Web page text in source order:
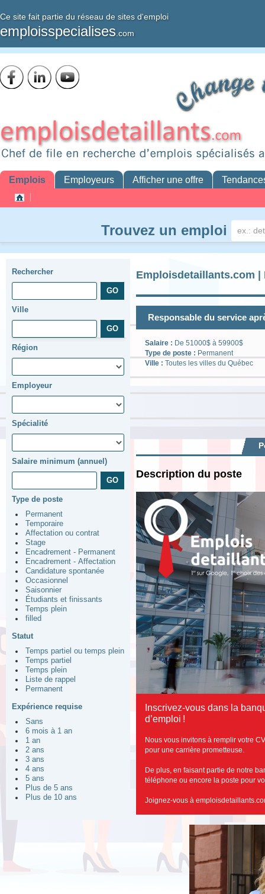
Ce site fait partie du réseau de sites d'emploi
emploisspecialises .com
Emplois Employeurs Afficher une offre
Trouvez un emploi
Rechercher
Ville
Région
Employeur
Spécialité
Salaire minimum (annuel)
Type de poste
Permanent
Temporaire
Affectation ou contrat
Stage
Encadrement - Permanent
Encadrement - Affectation
Candidature spontanée
Occasionnel
Saisonnier
Étudiants et finissants
Temps plein
filled
Statut
Temps partiel ou temps plein
Temps partiel
Temps plein
Liste de rappel
Permanent
Expérience requise
Sans
6 mois à 1 an
1 an
2 ans
3 ans
4 ans
5 ans
Plus de 5 ans
Plus de 10 ans
Emploisdetaillants.com |
Responsable du service
Salaire : De 51000$ à 59900$
Type de poste : Permanent
Ville : Toutes les villes du Québec
Description du poste
Inscrivez-vous dans la
d’emploi !
Nous vous invitons à remplir votre
pour une carrière prometteuse.
De plus, en faisant partie de notre
téléphone ou encore la poste pour
Joignez-vous à